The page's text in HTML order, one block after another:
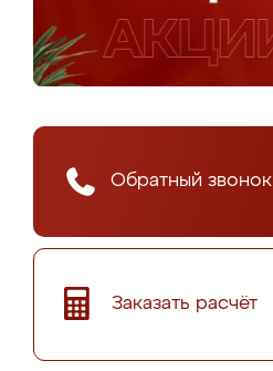
Обратный звонок
Заказать расчёт